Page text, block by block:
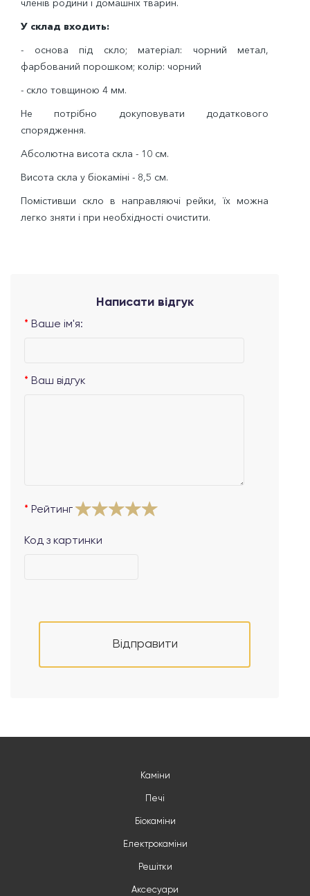
членів родини і домашніх тварин.
У склад входить:
- основа під скло; матеріал: чорний метал,
фарбований порошком; колір: чорний
- скло товщиною 4 мм.
Не потрібно докуповувати додаткового
спорядження.
Абсолютна висота скла - 10 см.
Висота скла у біокаміні - 8,5 см.
Помістивши скло в направляючі рейки, їх можна
легко зняти і при необхідності очистити.
Написати відгук
Ваше ім'я:
Ваш відгук
Рейтинг
Код з картинки
Відправити
Каміни
Печі
Біокаміни
Електрокаміни
Решітки
Аксесуари